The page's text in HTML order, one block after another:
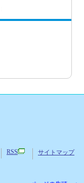
RSS サイトマップ